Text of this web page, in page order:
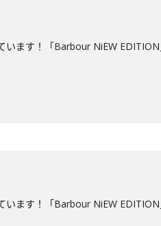
います！「Barbour NiEW
ます！「Barbour NiEW